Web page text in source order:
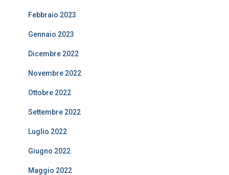
Febbraio 2023
Gennaio 2023
Dicembre 2022
Novembre 2022
Ottobre 2022
Settembre 2022
Luglio 2022
Giugno 2022
Maggio 2022